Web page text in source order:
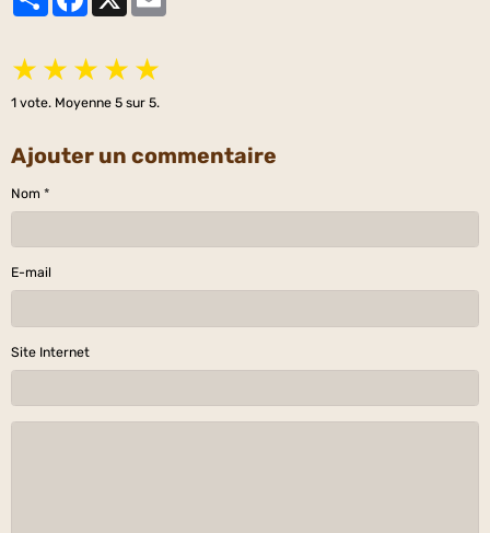
★ ★ ★ ★ ★
1 vote. Moyenne 5 sur 5.
Ajouter un commentaire
Nom
E-mail
Site Internet